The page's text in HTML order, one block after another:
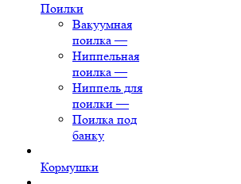
Поилки
Вакуумная
поилка —
Ниппельная
поилка —
Ниппель для
поилки —
Поилка под
банку
Кормушки